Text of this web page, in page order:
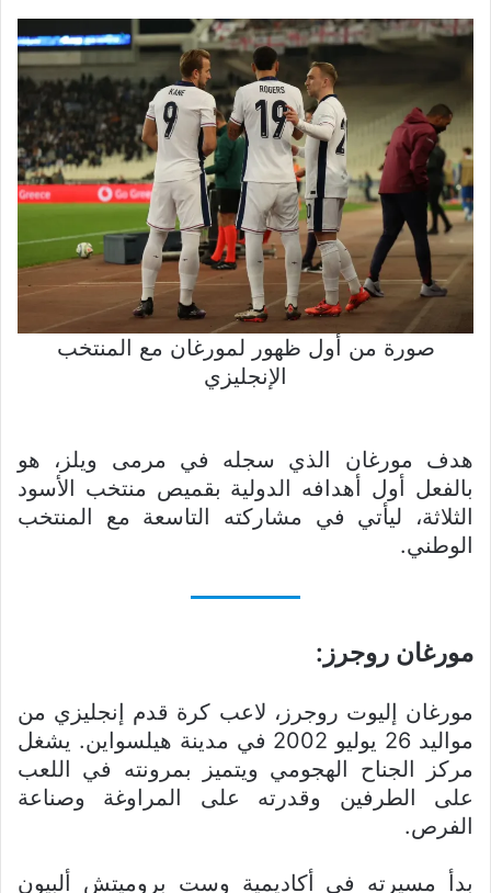
صورة من أول ظهور لمورغان مع المنتخب
الإنجليزي
هدف مورغان الذي سجله في مرمى ويلز، هو
بالفعل أول أهدافه الدولية بقميص منتخب الأسود
الثلاثة، ليأتي في مشاركته التاسعة مع المنتخب
الوطني.
مورغان روجرز:
مورغان إليوت روجرز، لاعب كرة قدم إنجليزي من
مواليد 26 يوليو 2002 في مدينة هيلسواين. يشغل
مركز الجناح الهجومي ويتميز بمرونته في اللعب
على الطرفين وقدرته على المراوغة وصناعة
الفرص.
بدأ مسيرته في أكاديمية وست بروميتش ألبيون